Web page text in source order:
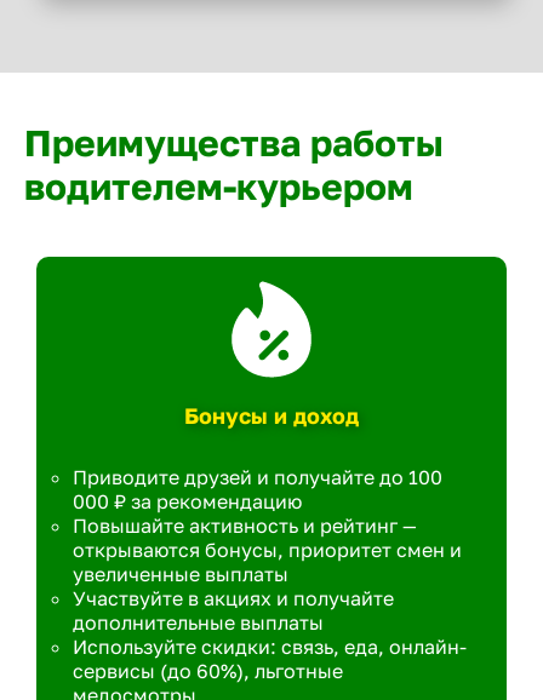
Преимущества работы
водителем-курьером
Бонусы и доход
Приводите друзей и получайте до 100
000 ₽ за рекомендацию
Повышайте активность и рейтинг —
открываются бонусы, приоритет смен и
увеличенные выплаты
Участвуйте в акциях и получайте
дополнительные выплаты
Используйте скидки: связь, еда, онлайн-
сервисы (до 60%), льготные
медосмотры